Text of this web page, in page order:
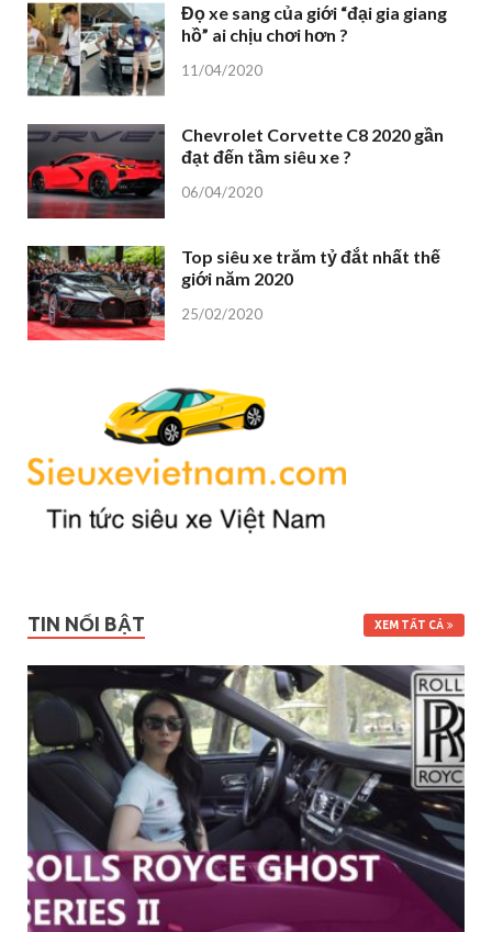
Đọ xe sang của giới “đại gia giang
hồ” ai chịu chơi hơn ?
11/04/2020
Chevrolet Corvette C8 2020 gần
đạt đến tầm siêu xe ?
06/04/2020
Top siêu xe trăm tỷ đắt nhất thế
giới năm 2020
25/02/2020
TIN NỔI BẬT XEM TẤT CẢ